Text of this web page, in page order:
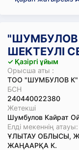
"ШУМБУЛОВ
ШЕКТЕУЛІ
✓ Қазіргі ұйым
Орысша аты :
ТОО "ШУМБУЛОВ К"
БСН
240440022380
Жетекші
Шумбулов Кайрат
Елді мекеннің атауы:
ҰЛЫТАУ ОБЛЫСЫ,
ЖАҢААРҚА К.